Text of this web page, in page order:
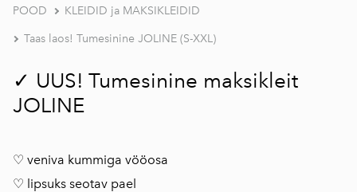
POOD KLEIDID ja MAKSIKLEIDID
Taas laos! Tumesinine JOLINE (S-XXL)
✓ UUS! Tumesinine maksikleit
JOLINE
♡ veniva kummiga vööosa
♡ lipsuks seotav pael